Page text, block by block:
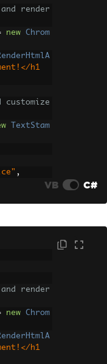
render
new
Chrom
h1
TextStam
,
VB C#
render
new
Chrom
h1